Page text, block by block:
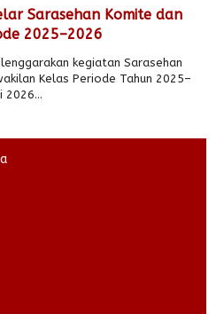
Sarasehan Komite dan
2025–2026
kegiatan Sarasehan
Kelas Periode Tahun 2025–
2026...